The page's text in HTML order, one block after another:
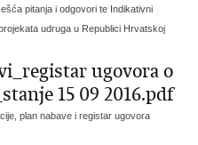
pitanja i odgovori te Indikativni
udruga u Republici Hrvatskoj
ugovora o
15 09 2016.pdf
plan nabave i registar ugovora